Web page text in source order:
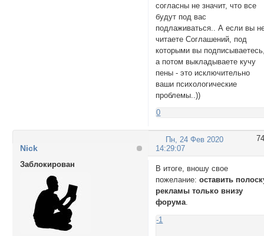
согласны не значит, что все
будут под вас
подлаживаться.. А если вы
читаете Соглашений, под
которыми вы
а потом выкладываете кучу
пены - это исключительно
ваши психологические
проблемы..))
0
74
Пн, 24 Фев 2020
14:29:07
Nick
Заблокирован
В итоге, вношу свое
пожелание:оставить
рекламы только внизу
форума.
-1